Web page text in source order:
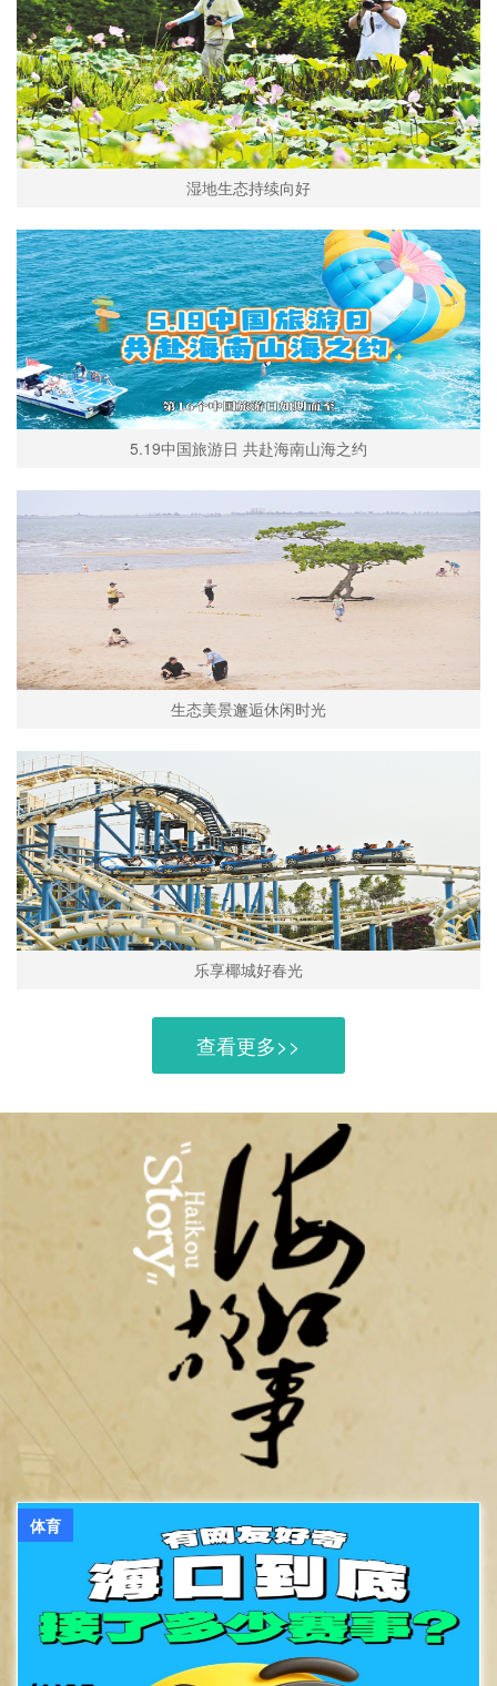
湿地生态持续向好
5.19中国旅游日 共赴海南山海之约
生态美景邂逅休闲时光
乐享椰城好春光
查看更多>>
体育